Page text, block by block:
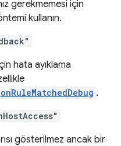
gerekmemesi için
kullanın.
hata ayıklama
onRuleMatchedDebug .
gösterilmez ancak bir